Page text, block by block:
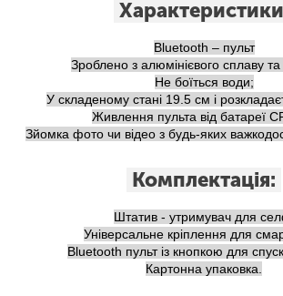
Bluetooth – пульт
Зроблено з алюмінієвого сплаву та
Не боїться води;
У складеному стані 19.5 см і
Живлення пульта від батареї
Зйомка фото чи відео з будь-яких
Комплектація:
Штатив - утримувач для
Універсальне кріплення для
Bluetooth пульт із кнопкою для
Картонна упаковка.